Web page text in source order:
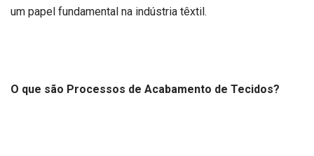
um papel fundamental na indústria têxtil.
O que são Processos de Acabamento de Tecidos?